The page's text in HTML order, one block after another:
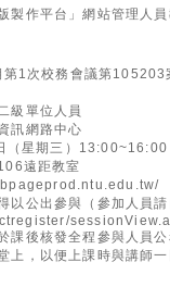
製作平台」網站管理人
1次校務會議第105203
級單位人員
訊網路中心
（星期三）13:00~16:00
遠距教室
以公出參與（參加人員
課後核發全程參與人員公
上，以便上課時與講師一